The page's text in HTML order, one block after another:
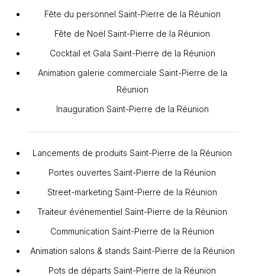
Fête du personnel Saint-Pierre de la Réunion
Fête de Noël Saint-Pierre de la Réunion
Cocktail et Gala Saint-Pierre de la Réunion
Animation galerie commerciale Saint-Pierre de la
Réunion
Inauguration Saint-Pierre de la Réunion
Lancements de produits Saint-Pierre de la Réunion
Portes ouvertes Saint-Pierre de la Réunion
Street-marketing Saint-Pierre de la Réunion
Traiteur événementiel Saint-Pierre de la Réunion
Communication Saint-Pierre de la Réunion
Animation salons & stands Saint-Pierre de la Réunion
Pots de départs Saint-Pierre de la Réunion